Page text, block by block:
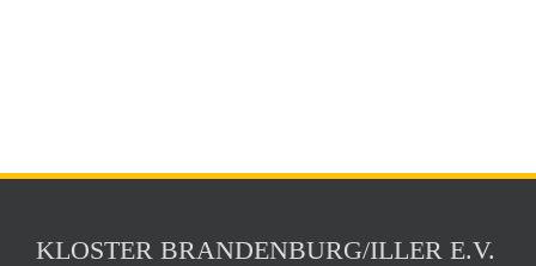
KLOSTER BRANDENBURG/ILLER E.V.